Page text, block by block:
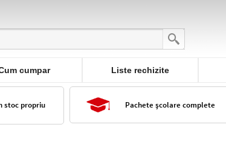
cumpar Liste rechizite
stoc propriu Pachete școlare complete